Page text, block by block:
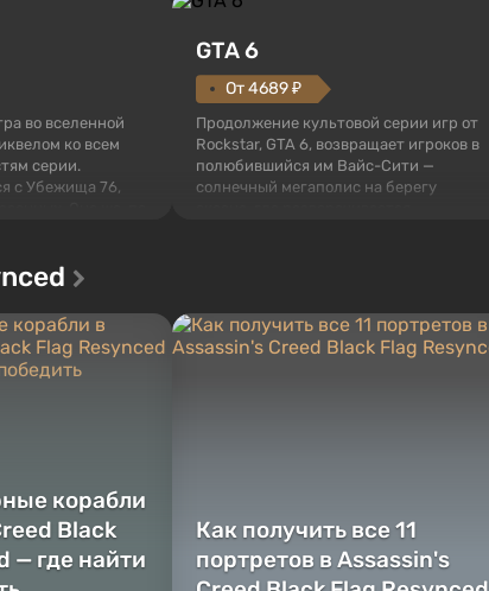
во вселенной
ко всем
серии.
с Убежища 76,
ядерные бомбы.
GTA 6
От 4689 ₽
Продолжение культовой серии игр от
Rockstar, GTA 6, возвращает игроков в
полюбившийся им Вайс-Сити —
солнечный мегаполис на берегу
неприятности. И...
корабли
Black
— где найти
Как получить все 11
портретов в Assassin's